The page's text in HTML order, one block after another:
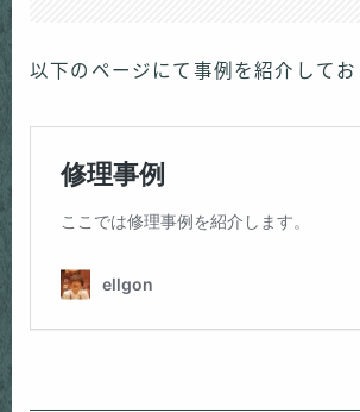
以下のページにて事例を紹介してお